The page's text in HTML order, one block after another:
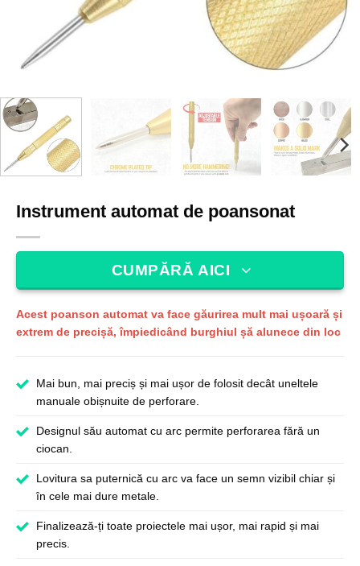
Instrument automat de poansonat
CUMPĂRĂ AICI
Acest poanson automat va face găurirea mult mai ușoară și
extrem de precișă, împiedicând burghiul șă alunece din loc
Mai bun, mai preciș și mai ușor de folosit decât uneltele
manuale obișnuite de perforare.
Designul său automat cu arc permite perforarea fără un
ciocan.
Lovitura sa puternică cu arc va face un semn vizibil chiar și
în cele mai dure metale.
Finalizează-ți toate proiectele mai ușor, mai rapid și mai
precis.